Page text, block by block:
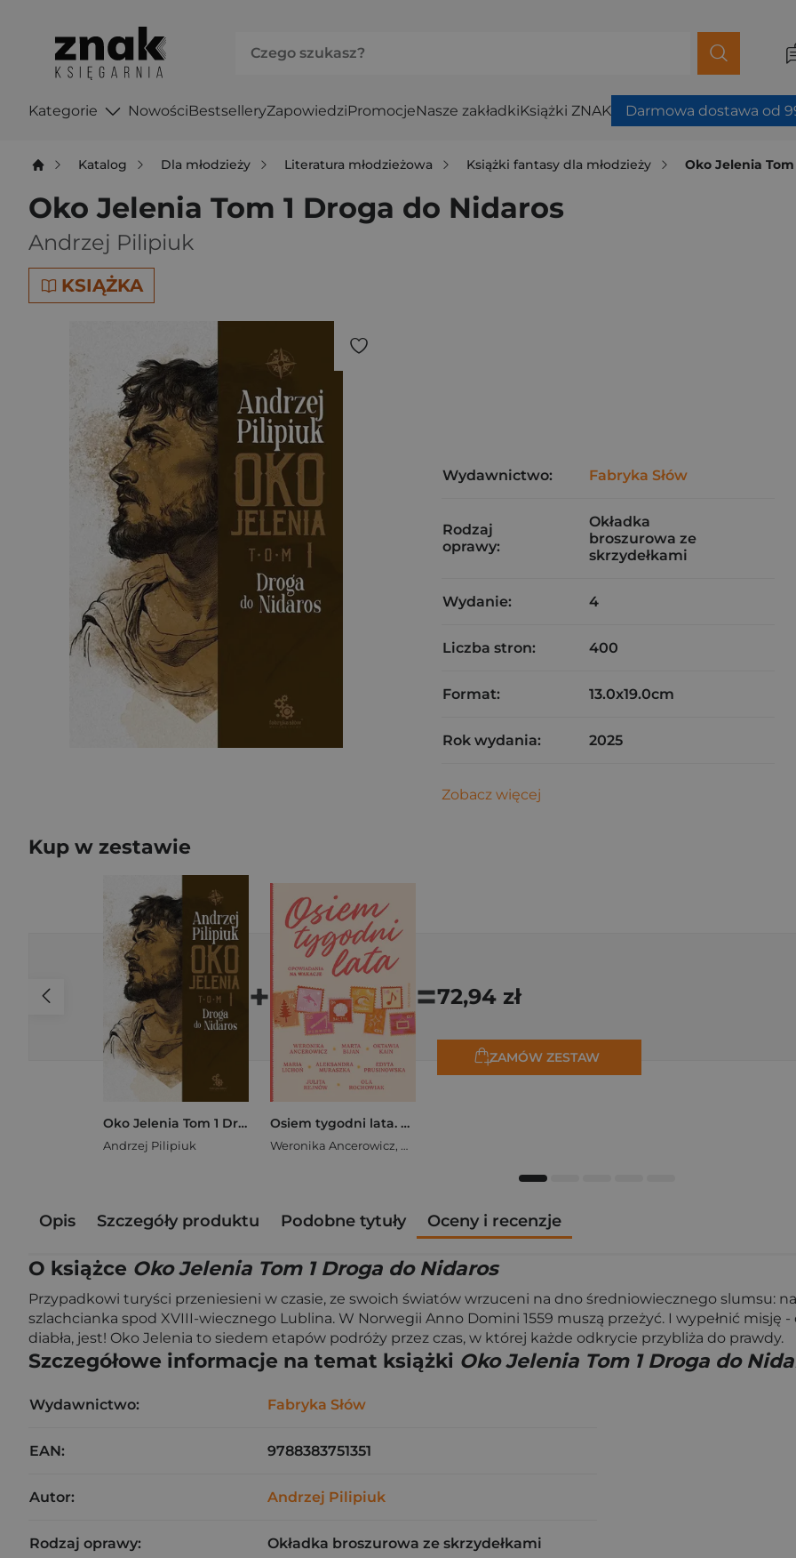
Kategorie NowościBestselleryZapowiedziPromocjeNasze zakładkiKsiążki ZNAK Darmowa dostawa od
Katalog Dla młodzieży Literatura młodzieżowa Książki fantasy dla młodzieży Oko Jelenia
Oko Jelenia Tom 1 Droga do Nidaros
Andrzej Pilipiuk
KSIĄŻKA
Wydawnictwo: Fabryka Słów
Rodzaj
oprawy:
Okładka
broszurowa ze
skrzydełkami
Wydanie: 4
Liczba stron: 400
Format: 13.0x19.0cm
Rok wydania: 2025
Zobacz więcej
Kup w zestawie
Oko Jelenia Tom 1 Droga do Nidaros
Andrzej Pilipiuk
+
Osiem tygodni lata. Opowiadania na wakacje
Weronika Ancerowicz, Marta Bijan
=72,94 zł
ZAMÓW ZESTAW
Opis Szczegóły produktu Podobne tytuły Oceny i recenzje
O książce Oko Jelenia Tom 1 Droga do Nidaros
Przypadkowi turyści przeniesieni w czasie, ze swoich światów wrzuceni na dno średniowiecznego slumsu:
szlachcianka spod XVIII-wiecznego Lublina. W Norwegii Anno Domini 1559 muszą przeżyć. I wypełnić misję
diabła, jest! Oko Jelenia to siedem etapów podróży przez czas, w której każde odkrycie przybliża do prawdy.
Szczegółowe informacje na temat książki Oko Jelenia Tom 1 Droga do
Wydawnictwo: Fabryka Słów
EAN: 9788383751351
Autor: Andrzej Pilipiuk
Rodzaj oprawy: Okładka broszurowa ze skrzydełkami